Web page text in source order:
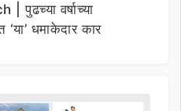
वर्षाच्या
धमाकेदार कार